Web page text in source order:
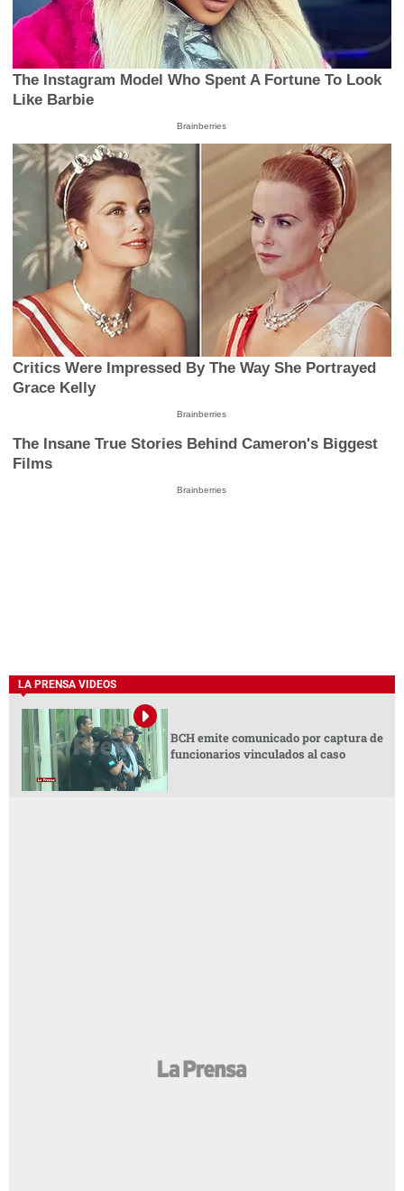
The Instagram Model Who Spent A Fortune To Look
Like Barbie
Brainberries
Critics Were Impressed By The Way She Portrayed
Grace Kelly
Brainberries
The Insane True Stories Behind Cameron's Biggest
Films
Brainberries
LA PRENSA VIDEOS
BCH emite comunicado por captura de
funcionarios vinculados al caso